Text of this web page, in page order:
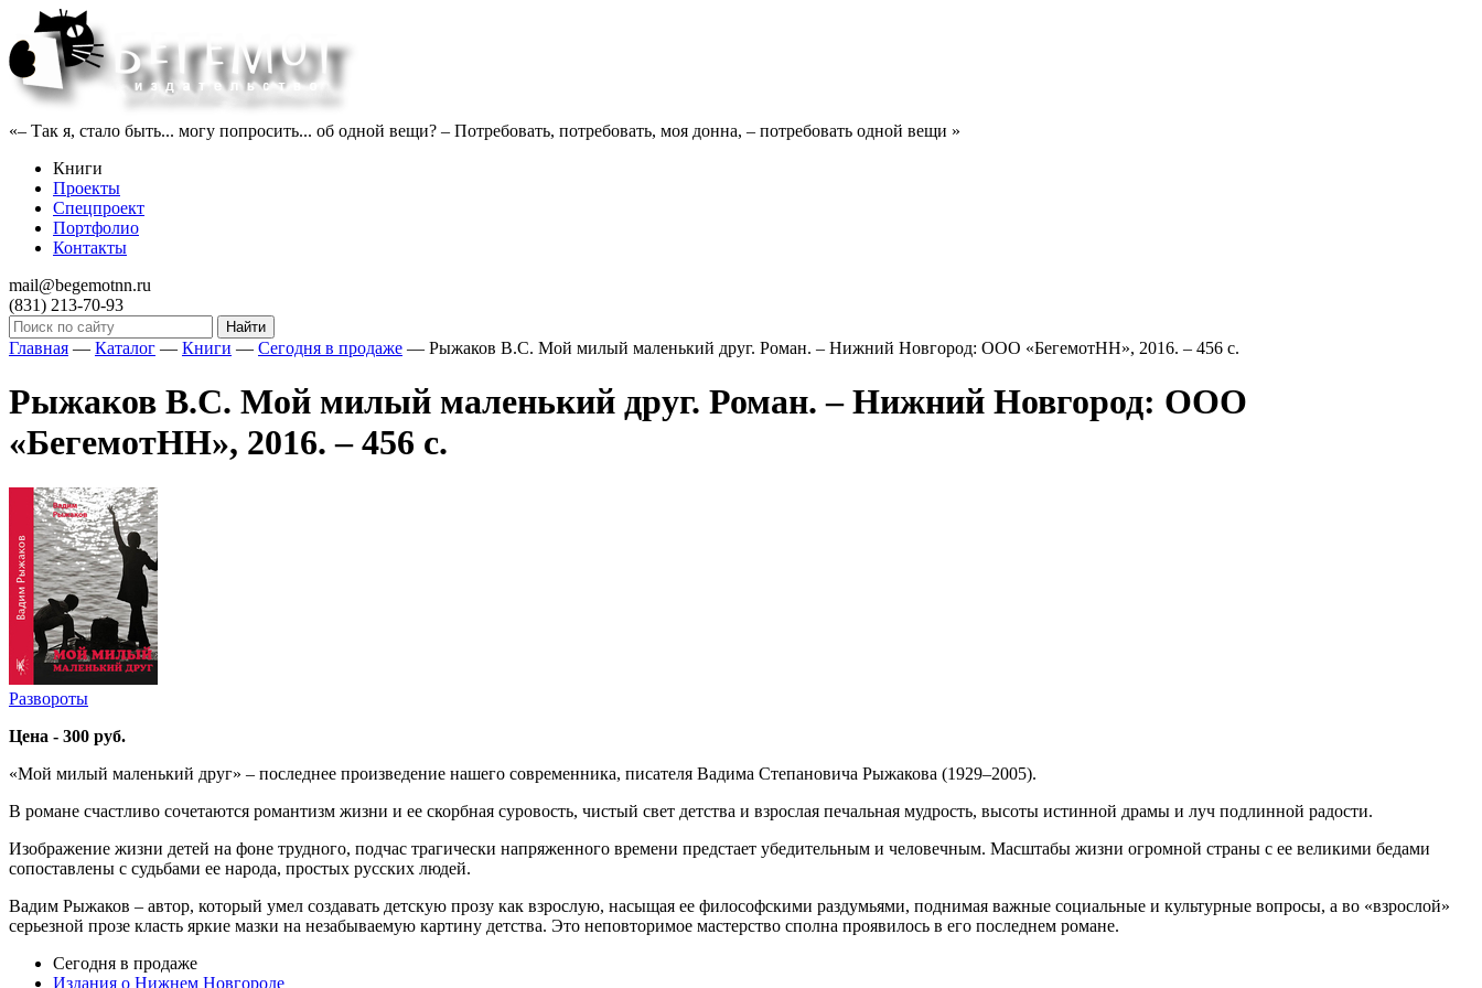
«– Так я, стало быть... могу попросить... об одной вещи? – Потребовать, потребовать, моя донна, – потребовать одной вещи »
Книги
Проекты
Спецпроект
Портфолио
Контакты
mail@begemotnn.ru
(831) 213-70-93
Главная — Каталог — Книги — Сегодня в продаже — Рыжаков В.С. Мой милый маленький друг. Роман. – Нижний Новгород: ООО «БегемотНН», 2016. – 456 с.
Рыжаков В.С. Мой милый маленький друг. Роман. – Нижний Новгород: ООО
«БегемотНН», 2016. – 456 с.
Развороты
Цена - 300 руб.
«Мой милый маленький друг» – последнее произведение нашего современника, писателя Вадима Степановича Рыжакова (1929–2005).
В романе счастливо сочетаются романтизм жизни и ее скорбная суровость, чистый свет детства и взрослая печальная мудрость, высоты истинной драмы и луч подлинной радости.
Изображение жизни детей на фоне трудного, подчас трагически напряженного времени предстает убедительным и человечным. Масштабы жизни огромной страны с ее великими бедами
сопоставлены с судьбами ее народа, простых русских людей.
Вадим Рыжаков – автор, который умел создавать детскую прозу как взрослую, насыщая ее философскими раздумьями, поднимая важные социальные и культурные вопросы, а во «взрослой»
серьезной прозе класть яркие мазки на незабываемую картину детства. Это неповторимое мастерство сполна проявилось в его последнем романе.
Сегодня в продаже
Издания о Нижнем Новгороде